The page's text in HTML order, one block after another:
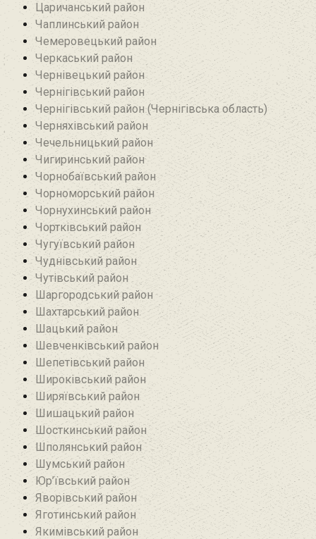
Царичанський район
Чаплинський район
Чемеровецький район
Черкаський район
Чернівецький район
Чернігівський район
Чернігівський район (Чернігівська область)
Черняхівський район‎
Чечельницький район
Чигиринський район
Чорнобаївський район
Чорноморський район
Чорнухинський район‎
Чортківський район
Чугуївський район
Чуднівський район
Чутівський район
Шаргородський район
Шахтарський район‎
Шацький район
Шевченківський район
Шепетівський район
Широківський район
Ширяївський район
Шишацький район
Шосткинський район
Шполянський район
Шумський район
Юр’ївський район
Яворівський район
Яготинський район
Якимівський район